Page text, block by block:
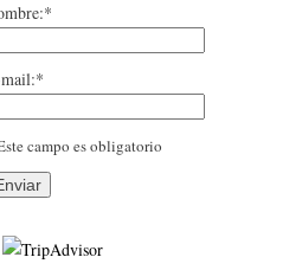
campo es obligatorio